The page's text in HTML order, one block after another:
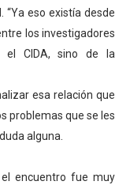
“Ya eso existía desde
los investigadores
el CIDA, sino de la
esa relación que
problemas que se les
alguna.
encuentro fue muy